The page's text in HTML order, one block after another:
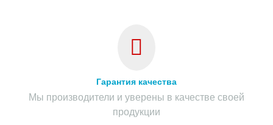
Гарантия качества
Мы производители и уверены в качестве своей
продукции